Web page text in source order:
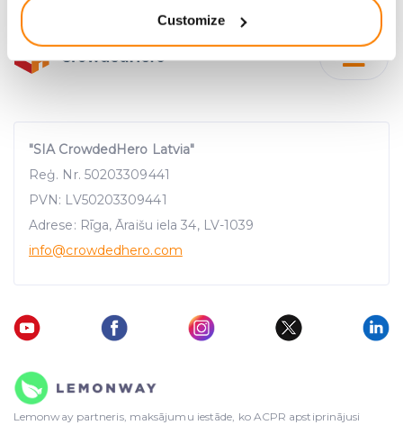
Identify your device by actively scanning it for
specific characteristics (fingerprinting)
We use cookies to provide website functionality, analyse
traffic data, display customized page content and
advertising. See more in our
Customize
"SIA CrowdedHero Latvia"
Reģ. Nr. 50203309441
PVN: LV50203309441
Adrese: Rīga, Āraišu iela 34, LV-1039
info@crowdedhero.com
Lemonway partneris, maksājumu iestāde, ko ACPR apstiprinājusi